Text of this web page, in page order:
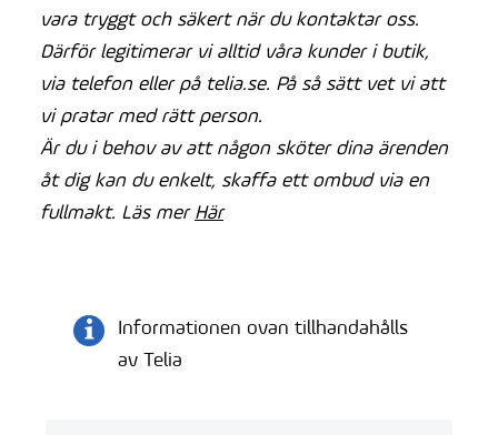
vara tryggt och säkert när du kontaktar oss.
Därför legitimerar vi alltid våra kunder i butik,
via telefon eller på telia.se. På så sätt vet vi att
vi pratar med rätt person.
Är du i behov av att någon sköter dina ärenden
åt dig kan du enkelt, skaffa ett ombud via en
fullmakt. Läs mer Här
Informationen ovan tillhandahålls
av Telia